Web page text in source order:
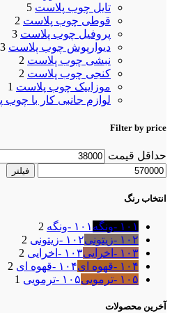
تایل چوب پلاست 5
قوطی چوب پلاست 2
پروفیل چوب پلاست 3
دیوارپوش چوب پلاست 3
نبشی چوب پلاست 2
کنجی چوب پلاست 2
موزاییک چوب پلاست 1
لوازم جانبی کار با چوب
Filter by price
حداقل قیمت
فیلتر
انتخاب رنگ
۱۰۱ -ونگه ۱۰۱ -ونگه
2
۱۰۲ -زیتونی
۱۰۲ -زیتونی
2
۱۰۳ -اخرایی
۱۰۳ -اخرایی
2
۱۰۴ -قهوه ای
۱۰۴ -قهوه ای
2
۱۰۵ -ترمویی
۱۰۵ -ترمویی 1
آخرین محصولات